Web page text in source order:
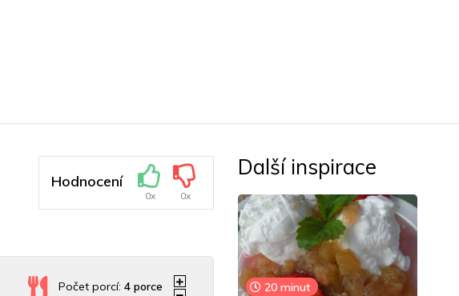
Hodnocení
0x 0x
Počet porcí:4 porce
Další inspirace
20 minut